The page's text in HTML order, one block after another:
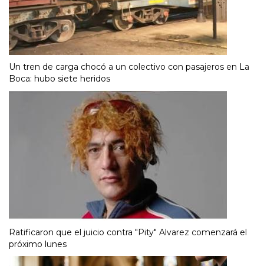
Un tren de carga chocó a un colectivo con pasajeros en La
Boca: hubo siete heridos
Ratificaron que el juicio contra "Pity" Alvarez comenzará el
próximo lunes